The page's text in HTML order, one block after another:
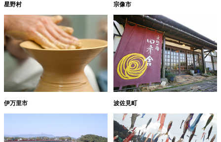
星野村 宗像市
伊万里市 波佐見町